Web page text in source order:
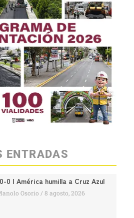
ENTRADAS
0 | América humilla a Cruz Azul
Osorio 8 agosto, 2026